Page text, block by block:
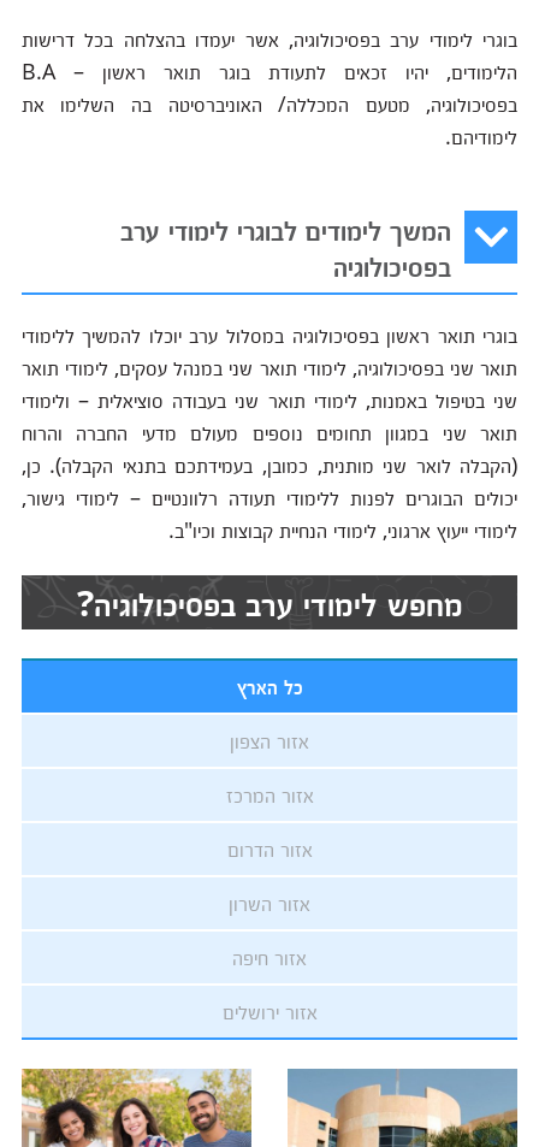
בוגרי לימודי ערב בפסיכולוגיה, אשר יעמדו בהצלחה בכל דרישות
הלימודים, יהיו זכאים לתעודת בוגר תואר ראשון – B.A
בפסיכולוגיה, מטעם המכללה/ האוניברסיטה בה השלימו את
לימודיהם.
המשך לימודים לבוגרי לימודי ערב
בפסיכולוגיה
בוגרי תואר ראשון בפסיכולוגיה במסלול ערב יוכלו להמשיך ללימודי
תואר שני בפסיכולוגיה, לימודי תואר שני במנהל עסקים, לימודי תואר
שני בטיפול באמנות, לימודי תואר שני בעבודה סוציאלית – ולימודי
תואר שני במגוון תחומים נוספים מעולם מדעי החברה והרוח
(הקבלה לואר שני מותנית, כמובן, בעמידתכם בתנאי הקבלה). כן,
יכולים הבוגרים לפנות ללימודי תעודה רלוונטיים – לימודי גישור,
לימודי ייעוץ ארגוני, לימודי הנחיית קבוצות וכיו"ב.
מחפש לימודי ערב בפסיכולוגיה?
כל הארץ
אזור הצפון
אזור המרכז
אזור הדרום
אזור השרון
אזור חיפה
אזור ירושלים